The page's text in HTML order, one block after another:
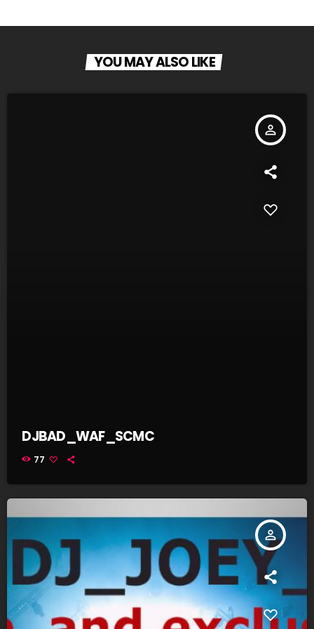
YOU MAY ALSO LIKE
person_outline
DJBAD_WAF_SCMC
77
person_outline